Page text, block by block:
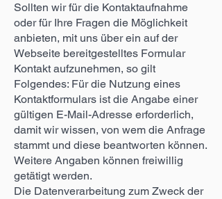
Sollten wir für die Kontaktaufnahme
oder für Ihre Fragen die Möglichkeit
anbieten, mit uns über ein auf der
Webseite bereitgestelltes Formular
Kontakt aufzunehmen, so gilt
Folgendes: Für die Nutzung eines
Kontaktformulars ist die Angabe einer
gültigen E-Mail-Adresse erforderlich,
damit wir wissen, von wem die Anfrage
stammt und diese beantworten können.
Weitere Angaben können freiwillig
getätigt werden.
Die Datenverarbeitung zum Zweck der